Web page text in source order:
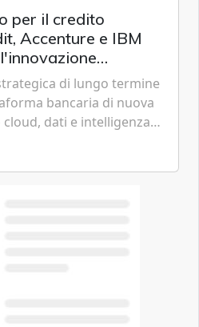
per il credito
Accenture e IBM
di lungo termine
bancaria di nuova
dati e intelligenza